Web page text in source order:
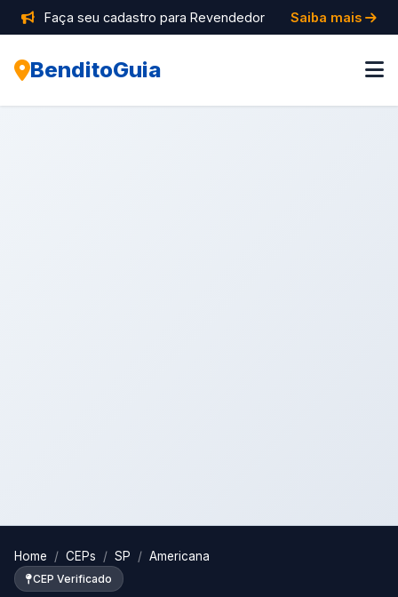
Faça seu cadastro para Revendedor Saiba mais
BenditoGuia
Home CEPs SP Americana
CEP Verificado